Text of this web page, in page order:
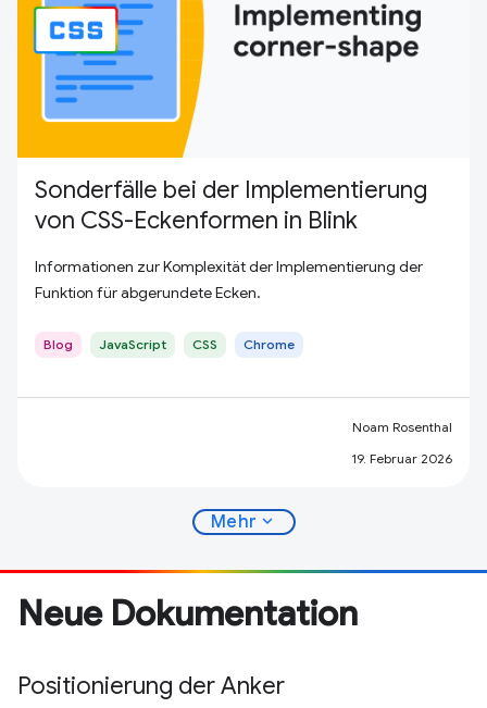
Sonderfälle bei der Implementierung
von CSS-Eckenformen in Blink
Informationen zur Komplexität der Implementierung der
Funktion für abgerundete Ecken.
Blog JavaScript CSS Chrome
Noam Rosenthal
19. Februar 2026
Mehr expand_more
Neue Dokumentation
Positionierung der Anker